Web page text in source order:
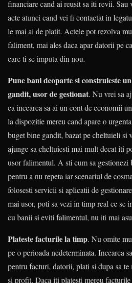
financiare cand ai reusit sa iti revii. Sau
acte atunci cand vei fi contactat in
le mai ai de platit. Actele pot rezolva
faliment, mai ales daca apar datorii pe
care ti se imputa din nou.
Pune bani deoparte si construieste
gandit, usor de gestionat. Nu vrei sa
ca incearca sa ai un cont de economii
la dispozitie mereu cand apare o
buget bine gandit, bazat pe cheltuieli si
ajunge sa cheltuiesti mai mult decat iti
usor falimentul. A sti cum sa gestionezi
pentru a nu repeta iar scenariul de
folosesti servicii si aplicatii de
mai usor, poti sa vezi in timp real ce se
cu banii si eviti falimentul, nu iti mai
Plateste facturile la timp. Nu omite
pe o perioada nedeterminata. Incearca
pentru facturi, datorii, plati si dupa sa
si profit. Daca iti platesti mereu